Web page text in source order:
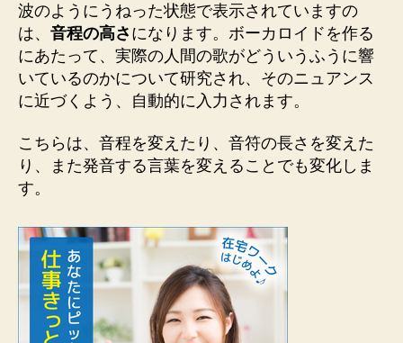
波のようにうねった状態で表示されていますの
は、 音程の高さ になります。ボーカロイドを作る
にあたって、実際の人間の歌がどういうふうに響
いているのかについて研究され、そのニュアンス
に近づくよう、自動的に入力されます。
こちらは、音程を変えたり、音符の長さを変えた
り、また発音する言葉を変えることでも変化しま
す。